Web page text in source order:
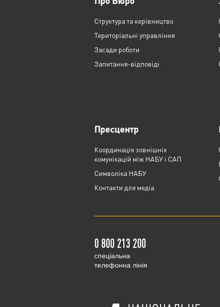
Структура та керівництво
Територіальні управління
Засади роботи
Запитання-відповіді
Пресцентр
Координація зовнішніх
комунікацій між НАБУ і САП
Cимволіка НАБУ
Контакти для медіа
0 800 213 200
cпеціальна
телефонна лінія